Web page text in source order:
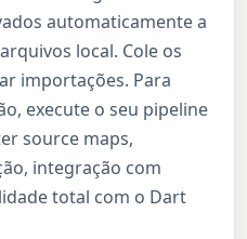
automaticamente a
local. Cole os
importações. Para
execute o seu pipeline
source maps,
integração com
total com o Dart